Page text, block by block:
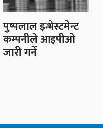
पुष्पलाल इन्भेस्टमेन्ट
कम्पनीले आइपीओ
जारी गर्ने